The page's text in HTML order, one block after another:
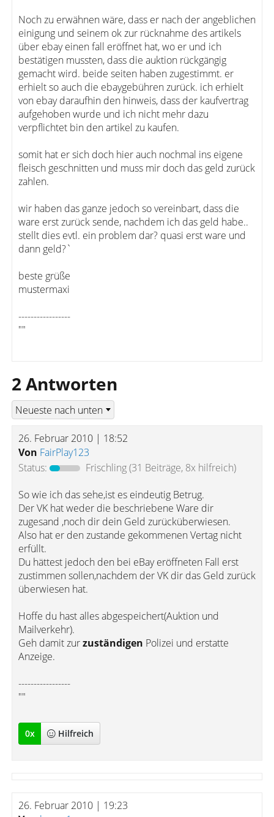
Noch zu erwähnen wäre, dass er nach der angeblichen
einigung und seinem ok zur rücknahme des artikels
über ebay einen fall eröffnet hat, wo er und ich
bestätigen mussten, dass die auktion rückgängig
gemacht wird. beide seiten haben zugestimmt. er
erhielt so auch die ebaygebühren zurück. ich erhielt
von ebay daraufhin den hinweis, dass der kaufvertrag
aufgehoben wurde und ich nicht mehr dazu
verpflichtet bin den artikel zu kaufen.
somit hat er sich doch hier auch nochmal ins eigene
fleisch geschnitten und muss mir doch das geld zurück
zahlen.
wir haben das ganze jedoch so vereinbart, dass die
ware erst zurück sende, nachdem ich das geld habe..
stellt dies evtl. ein problem dar? quasi erst ware und
dann geld?`
beste grüße
mustermaxi
-----------------
""
2 Antworten
26. Februar 2010 | 18:52
Von FairPlay123
Status:
Frischling(31 Beiträge, 8x hilfreich)
So wie ich das sehe,ist es eindeutig Betrug.
Der VK hat weder die beschriebene Ware dir
zugesand ,noch dir dein Geld zurücküberwiesen.
Also hat er den zustande gekommenen Vertag nicht
erfüllt.
Du hättest jedoch den bei eBay eröffneten Fall erst
zustimmen sollen,nachdem der VK dir das Geld zurück
überwiesen hat.
Hoffe du hast alles abgespeichert(Auktion und
Mailverkehr).
Geh damit zurzuständigen Polizei und erstatte
Anzeige.
-----------------
""
0x Hilfreich
26. Februar 2010 | 19:23